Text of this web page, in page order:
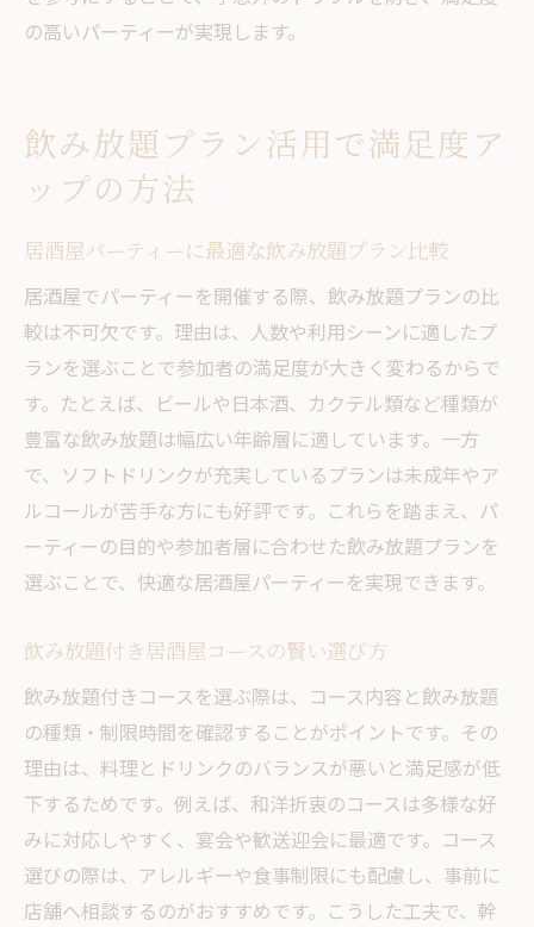
の高いパーティーが実現します。
飲み放題プラン活用で満足度ア
ップの方法
居酒屋パーティーに最適な飲み放題プラン比較
居酒屋でパーティーを開催する際、飲み放題プランの比
較は不可欠です。理由は、人数や利用シーンに適したプ
ランを選ぶことで参加者の満足度が大きく変わるからで
す。たとえば、ビールや日本酒、カクテル類など種類が
豊富な飲み放題は幅広い年齢層に適しています。一方
で、ソフトドリンクが充実しているプランは未成年やア
ルコールが苦手な方にも好評です。これらを踏まえ、パ
ーティーの目的や参加者層に合わせた飲み放題プランを
選ぶことで、快適な居酒屋パーティーを実現できます。
飲み放題付き居酒屋コースの賢い選び方
飲み放題付きコースを選ぶ際は、コース内容と飲み放題
の種類・制限時間を確認することがポイントです。その
理由は、料理とドリンクのバランスが悪いと満足感が低
下するためです。例えば、和洋折衷のコースは多様な好
みに対応しやすく、宴会や歓送迎会に最適です。コース
選びの際は、アレルギーや食事制限にも配慮し、事前に
店舗へ相談するのがおすすめです。こうした工夫で、幹